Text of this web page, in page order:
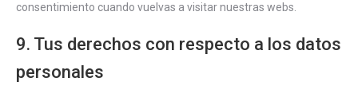
consentimiento cuando vuelvas a visitar nuestras webs.
9. Tus derechos con respecto a los datos
personales